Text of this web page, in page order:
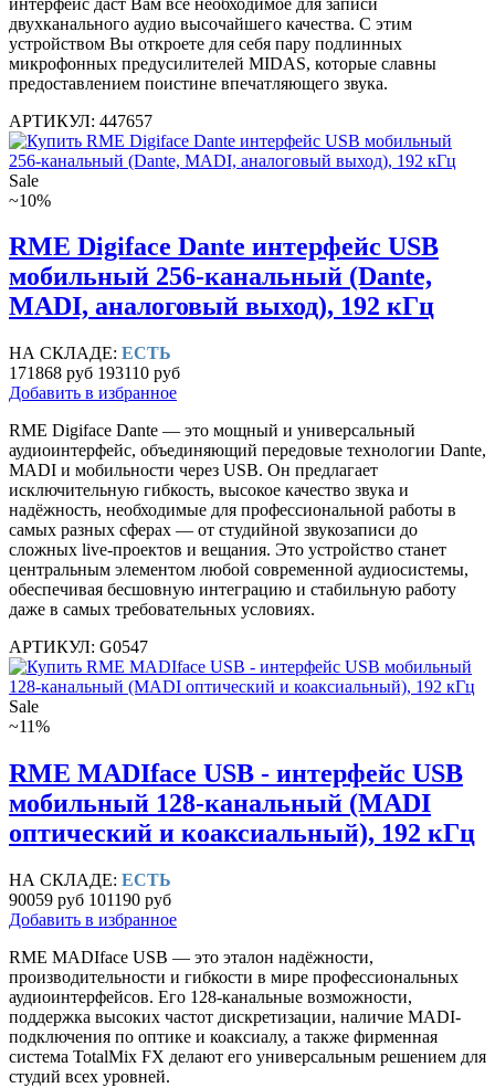
двухканального аудио высочайшего качества. С этим
устройством Вы откроете для себя пару подлинных
микрофонных предусилителей MIDAS, которые славны
предоставлением поистине впечатляющего звука.
АРТИКУЛ: 447657
Sale
~10%
RME Digiface Dante интерфейс USB
мобильный 256-канальный (Dante,
MADI, аналоговый выход), 192 кГц
НА СКЛАДЕ: ЕСТЬ
171868 руб 193110 руб
Добавить в избранное
RME Digiface Dante — это мощный и универсальный
аудиоинтерфейс, объединяющий передовые технологии Dante,
MADI и мобильности через USB. Он предлагает
исключительную гибкость, высокое качество звука и
надёжность, необходимые для профессиональной работы в
самых разных сферах — от студийной звукозаписи до
сложных live-проектов и вещания. Это устройство станет
центральным элементом любой современной аудиосистемы,
обеспечивая бесшовную интеграцию и стабильную работу
даже в самых требовательных условиях.
АРТИКУЛ: G0547
Sale
~11%
RME MADIface USB - интерфейс USB
мобильный 128-канальный (MADI
оптический и коаксиальный), 192 кГц
НА СКЛАДЕ: ЕСТЬ
90059 руб 101190 руб
Добавить в избранное
RME MADIface USB — это эталон надёжности,
производительности и гибкости в мире профессиональных
аудиоинтерфейсов. Его 128-канальные возможности,
поддержка высоких частот дискретизации, наличие MADI-
подключения по оптике и коаксиалу, а также фирменная
система TotalMix FX делают его универсальным решением для
студий всех уровней.